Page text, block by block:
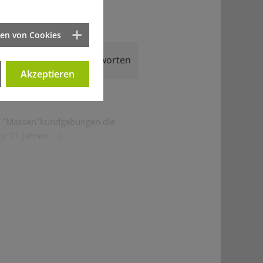
Antworten
die
von Cookies
Akzeptieren